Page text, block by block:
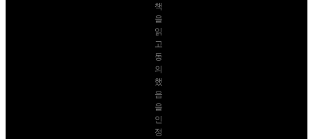
책
을
읽
고
동
의
했
음
을
인
정